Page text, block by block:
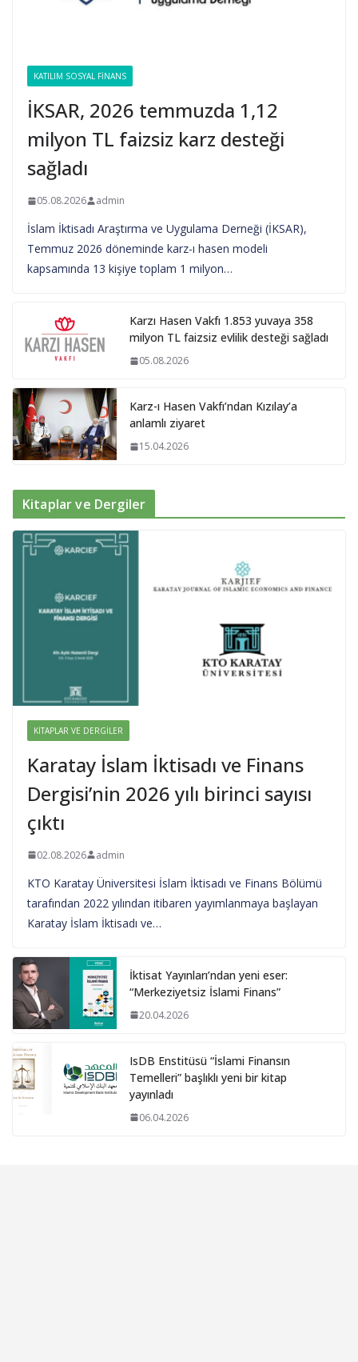
KATILIM SOSYAL FINANS
İKSAR, 2026 temmuzda 1,12
milyon TL faizsiz karz desteği
sağladı
05.08.2026 admin
İslam İktisadı Araştırma ve Uygulama Derneği (İKSAR),
Temmuz 2026 döneminde karz-ı hasen modeli
kapsamında 13 kişiye toplam 1 milyon…
Karzı Hasen Vakfı 1.853 yuvaya 358
milyon TL faizsiz evlilik desteği sağladı
05.08.2026
Karz-ı Hasen Vakfı’ndan Kızılay’a
anlamlı ziyaret
15.04.2026
Kitaplar ve Dergiler
KITAPLAR VE DERGILER
Karatay İslam İktisadı ve Finans
Dergisi’nin 2026 yılı birinci sayısı
çıktı
02.08.2026 admin
KTO Karatay Üniversitesi İslam İktisadı ve Finans Bölümü
tarafından 2022 yılından itibaren yayımlanmaya başlayan
Karatay İslam İktisadı ve…
İktisat Yayınları’ndan yeni eser:
“Merkeziyetsiz İslami Finans”
20.04.2026
IsDB Enstitüsü “İslami Finansın
Temelleri” başlıklı yeni bir kitap
yayınladı
06.04.2026